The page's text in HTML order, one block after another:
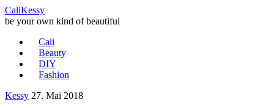
CaliKessy
be your own kind of beautiful
Cali
Beauty
DIY
Fashion
Kessy 27. Mai 2018